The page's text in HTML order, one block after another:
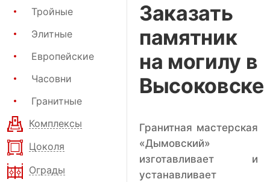
Тройные
Элитные
Европейские
Часовни
Гранитные
Комплексы
Цоколя
Ограды
Заказать
памятник
на могилу в
Высоковске
Гранитная мастерская
«Дымовский»
изготавливает и
устанавливает